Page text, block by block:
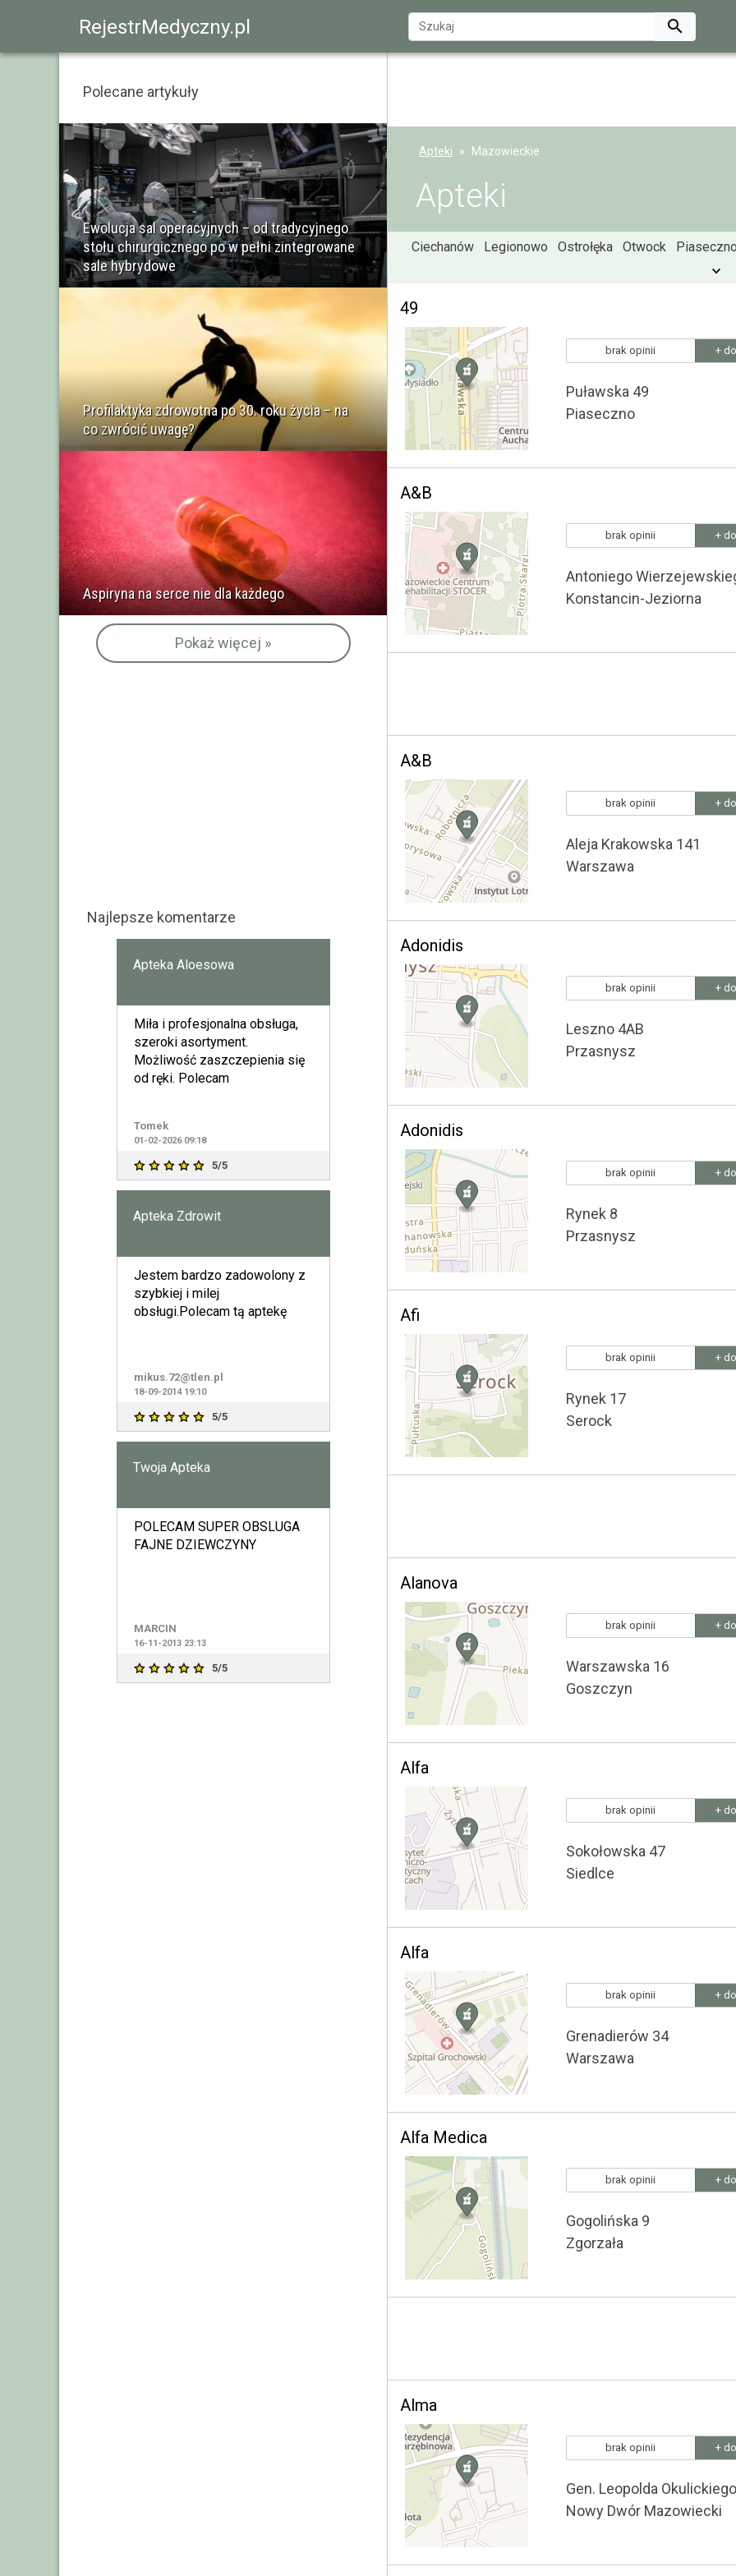
RejestrMedyczny.pl 
Apteki Mazowieckie
Apteki
Ciechanów Legionowo Ostrołęka Otwock Piaseczno
49
brak opinii +
Puławska 49
Piaseczno
A&B
brak opinii +
Antoniego
Konstancin-Jeziorna
A&B
brak opinii +
Aleja Krakowska 141
Warszawa
Adonidis
brak opinii +
Leszno 4AB
Przasnysz
Adonidis
brak opinii +
Rynek 8
Przasnysz
Afi
brak opinii +
Rynek 17
Serock
Alanova
brak opinii +
Warszawska 16
Goszczyn
Alfa
brak opinii +
Sokołowska 47
Siedlce
Alfa
brak opinii +
Grenadierów 34
Warszawa
Alfa Medica
brak opinii +
Gogolińska 9
Zgorzała
Alma
brak opinii +
Gen. Leopolda
Nowy Dwór Mazowiecki
Polecane artykuły
Ewolucja sal operacyjnych – od tradycyjnego
stołu chirurgicznego po w pełni zintegrowane
sale hybrydowe
Profilaktyka zdrowotna po 30. roku życia – na
co zwrócić uwagę?
Aspiryna na serce nie dla każdego
Pokaż więcej »
Najlepsze komentarze
Apteka Aloesowa
Miła i profesjonalna obsługa,
szeroki asortyment.
Możliwość zaszczepienia się
od ręki. Polecam
Tomek
01-02-2026 09:18
5/5
Apteka Zdrowit
Jestem bardzo zadowolony z
szybkiej i milej
obsługi.Polecam tą aptekę
mikus.72@tlen.pl
18-09-2014 19:10
5/5
Twoja Apteka
POLECAM SUPER OBSLUGA
FAJNE DZIEWCZYNY
MARCIN
16-11-2013 23:13
5/5